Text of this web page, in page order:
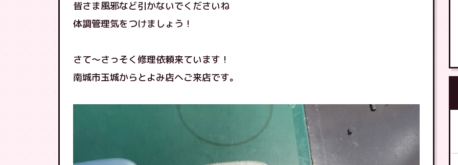
皆さま風邪など引かないでくださいね
体調管理気をつけましょう！
さて〜さっそく修理依頼来ています！
南城市玉城からとよみ店へご来店です。